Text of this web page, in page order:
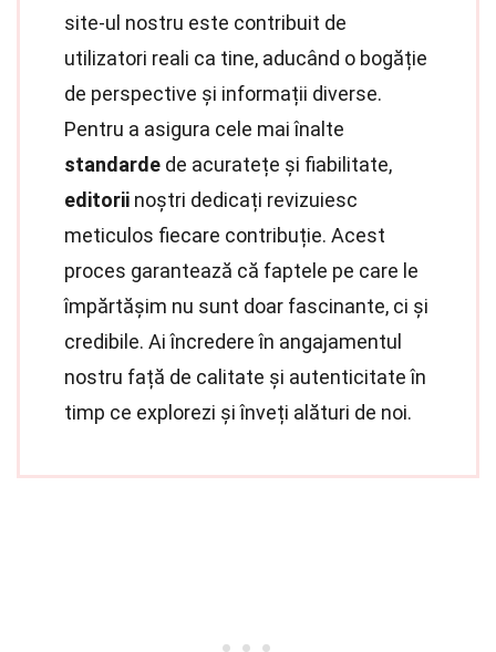
site-ul nostru este contribuit de
utilizatori reali ca tine, aducând o bogăție
de perspective și informații diverse.
Pentru a asigura cele mai înalte
standarde de acuratețe și fiabilitate,
editorii noștri dedicați revizuiesc
meticulos fiecare contribuție. Acest
proces garantează că faptele pe care le
împărtășim nu sunt doar fascinante, ci și
credibile. Ai încredere în angajamentul
nostru față de calitate și autenticitate în
timp ce explorezi și înveți alături de noi.